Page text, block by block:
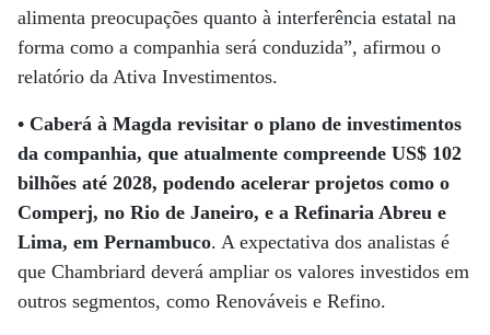
alimenta preocupações quanto à interferência estatal na
forma como a companhia será conduzida”, afirmou o
relatório da Ativa Investimentos.
• Caberá à Magda revisitar o plano de investimentos
da companhia, que atualmente compreende US$ 102
bilhões até 2028, podendo acelerar projetos como o
Comperj, no Rio de Janeiro, e a Refinaria Abreu e
Lima, em Pernambuco. A expectativa dos analistas é
que Chambriard deverá ampliar os valores investidos em
outros segmentos, como Renováveis e Refino.